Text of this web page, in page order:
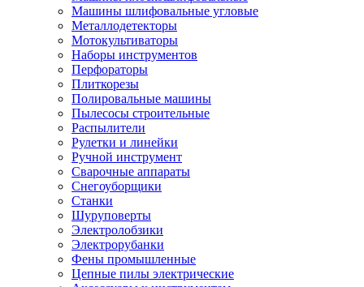
Машины шлифовальные угловые
Металлодетекторы
Мотокультиваторы
Наборы инструментов
Перфораторы
Плиткорезы
Полировальные машины
Пылесосы строительные
Распылители
Рулетки и линейки
Ручной инструмент
Сварочные аппараты
Снегоуборщики
Станки
Шуруповерты
Электролобзики
Электрорубанки
Фены промышленные
Цепные пилы электрические